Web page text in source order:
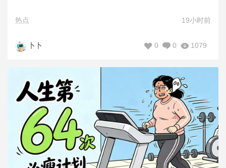
热点 19小时前
卜卜 1079
0
0